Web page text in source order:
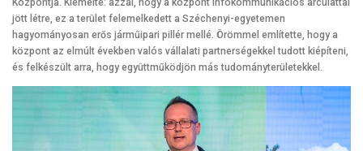
Központja. Kiemelte: azzal, hogy a központ infokommunikációs arculattal
jött létre, ez a terület felemelkedett a Széchenyi-egyetemen
hagyományosan erős járműipari pillér mellé. Örömmel említette, hogy a
központ az elmúlt években valós vállalati partnerségekkel tudott kiépíteni,
és felkészült arra, hogy együttműködjön más tudományterületekkel.